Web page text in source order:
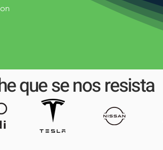
que se nos resista